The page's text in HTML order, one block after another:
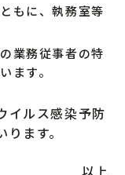
もに、執務室等
業務従事者の特
ます。
イルス感染予防
ます。
以上